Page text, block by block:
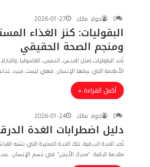
جواد مالك
2026-01-27 0
​البقوليات: كنز الغذاء
ومنجم الصحة الحقيقي
​تُعد البقوليات (مثل العدس، الحمص، الفاصوليا،
الأطعمة التي عرفها الإنسان. فهي ليست مجرد
أكمل القراءة »
جواد مالك
2026-01-24 0
دليل اضطرابات الغدة
​تُعد الغدة الدرقية، تلك الغدة الصغيرة التي تشبه
مقدمة الرقبة، “محرك الأيض” في جسم الإنسان.